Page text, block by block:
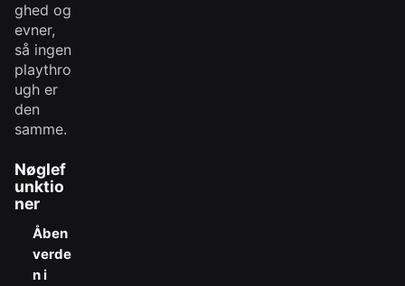
ghed og
evner,
så ingen
playthro
ugh er
den
samme.
Nøglef
unktio
ner
Åben
verde
n i